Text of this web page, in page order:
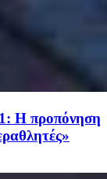
Η προπόνηση